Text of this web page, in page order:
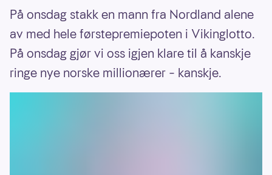
På onsdag stakk en mann fra Nordland alene
av med hele førstepremiepoten i Vikinglotto.
På onsdag gjør vi oss igjen klare til å kanskje
ringe nye norske millionærer – kanskje.